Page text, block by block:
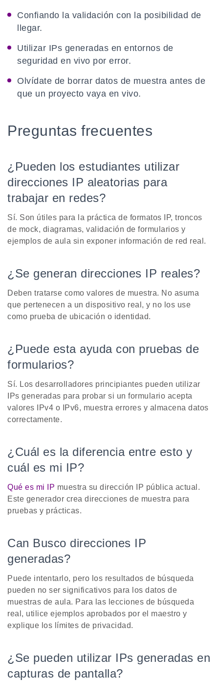
Confiando la validación con la posibilidad de
llegar.
Utilizar IPs generadas en entornos de
seguridad en vivo por error.
Olvídate de borrar datos de muestra antes de
que un proyecto vaya en vivo.
Preguntas frecuentes
¿Pueden los estudiantes utilizar
direcciones IP aleatorias para
trabajar en redes?
Sí. Son útiles para la práctica de formatos IP, troncos
de mock, diagramas, validación de formularios y
ejemplos de aula sin exponer información de red real.
¿Se generan direcciones IP reales?
Deben tratarse como valores de muestra. No asuma
que pertenecen a un dispositivo real, y no los use
como prueba de ubicación o identidad.
¿Puede esta ayuda con pruebas de
formularios?
Sí. Los desarrolladores principiantes pueden utilizar
IPs generadas para probar si un formulario acepta
valores IPv4 o IPv6, muestra errores y almacena datos
correctamente.
¿Cuál es la diferencia entre esto y
cuál es mi IP?
Qué es mi IP muestra su dirección IP pública actual.
Este generador crea direcciones de muestra para
pruebas y prácticas.
Can Busco direcciones IP
generadas?
Puede intentarlo, pero los resultados de búsqueda
pueden no ser significativos para los datos de
muestras de aula. Para las lecciones de búsqueda
real, utilice ejemplos aprobados por el maestro y
explique los límites de privacidad.
¿Se pueden utilizar IPs generadas en
capturas de pantalla?